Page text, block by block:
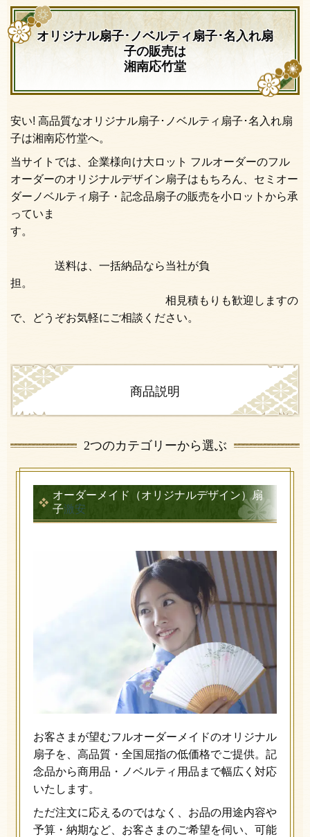
オリジナル扇子･ノベルティ扇子･名入れ扇
子の販売は
湘南応竹堂
安い! 高品質なオリジナル扇子･ノベルティ扇子･名入れ扇
子は湘南応竹堂へ。
当サイトでは、企業様向け大ロット フルオーダーのフル
オーダーのオリジナルデザイン扇子はもちろん、セミオー
ダーノベルティ扇子・記念品扇子の販売を小ロットから承
っていま
す。
送料は、一括納品なら当社が負
担。
相見積もりも歓迎しますの
で、どうぞお気軽にご相談ください。
商品説明
2つのカテゴリーから選ぶ
オーダーメイド（オリジナルデザイン）扇
子激安
お客さまが望むフルオーダーメイドのオリジナル
扇子を、高品質・全国屈指の低価格でご提供。記
念品から商用品・ノベルティ用品まで幅広く対応
いたします。
ただ注文に応えるのではなく、お品の用途内容や
予算・納期など、お客さまのご希望を伺い、可能